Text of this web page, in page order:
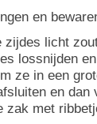
en
zijdes licht
lossnijden
ze in een
en
zak met